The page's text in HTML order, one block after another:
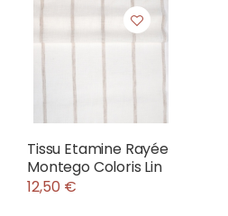
Tissu Etamine Rayée
Montego Coloris Lin
12,50 €